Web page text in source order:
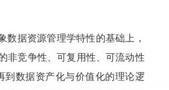
数据资源管理学特性的基础上，
非竞争性、可复用性、可流动性
数据资产化与价值化的理论逻